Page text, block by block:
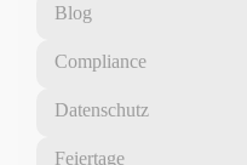
Blog
Compliance
Datenschutz
Feiertage